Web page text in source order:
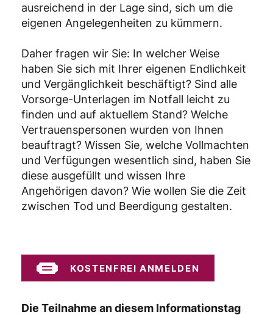
ausreichend in der Lage sind, sich um die
eigenen Angelegenheiten zu kümmern.
Daher fragen wir Sie: In welcher Weise
haben Sie sich mit Ihrer eigenen Endlichkeit
und Vergänglichkeit beschäftigt? Sind alle
Vorsorge-Unterlagen im Notfall leicht zu
finden und auf aktuellem Stand? Welche
Vertrauenspersonen wurden von Ihnen
beauftragt? Wissen Sie, welche Vollmachten
und Verfügungen wesentlich sind, haben Sie
diese ausgefüllt und wissen Ihre
Angehörigen davon? Wie wollen Sie die Zeit
zwischen Tod und Beerdigung gestalten.
KOSTENFREI ANMELDEN
Die Teilnahme an diesem Informationstag